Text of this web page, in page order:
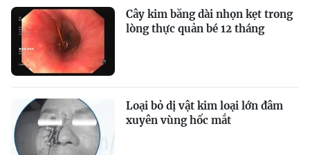
Cây kim băng dài nhọn kẹt trong
lòng thực quản bé 12 tháng
Loại bỏ dị vật kim loại lớn đâm
xuyên vùng hốc mắt